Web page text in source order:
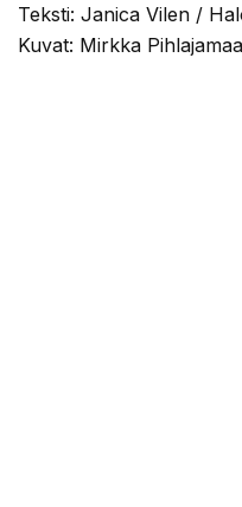
Teksti: Janica Vilen /
Kuvat: Mirkka Pihlajamaa